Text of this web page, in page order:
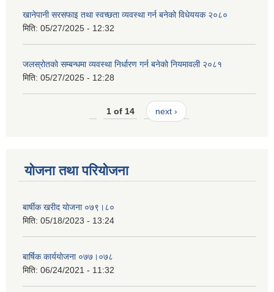
खानेपानी सरसफाइ तथा स्वच्छता व्यवस्था गर्न बनेको विधेययक २०८०
मिति: 05/27/2025 - 12:32
जलस्रोतको सम्बन्धमा व्यवस्था निर्धारण गर्न बनेको नियमावली २०८१
मिति: 05/27/2025 - 12:28
1 of 14 next ›
योजना तथा परियोजना
बार्षीक खरीद योजना ०७९।८०
मिति: 05/18/2023 - 13:24
बार्षिक कार्ययाेजना ०७७।०७८
मिति: 06/24/2021 - 11:32